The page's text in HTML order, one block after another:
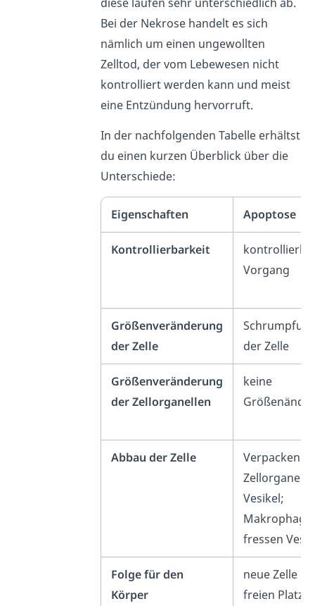
Bei der Nekrose handelt es sich
nämlich um einen ungewollten
Zelltod, der vom Lebewesen nicht
kontrolliert werden kann und meist
eine Entzündung hervorruft.
In der nachfolgenden Tabelle erhältst
du einen kurzen Überblick über die
Unterschiede:
Eigenschaften Apoptose
Kontrollierbarkeit
Vorgang
Größenveränderung
der Zelle
der Zelle
Größenveränderung
der Zellorganellen
keine
Abbau der Zelle
Verpacken
Vesikel;
fressen
Folge für den
Körper
neue Zelle
freien Platz